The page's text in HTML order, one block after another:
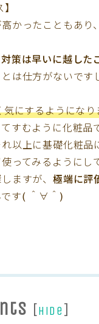
かったこともあり
策は早いに越した
は仕方がないです
にするようになり
すむように化粧品
以上に基礎化粧品
ってみるようにし
ますが、 極端に評
です( ＾∀＾)
[hide ]